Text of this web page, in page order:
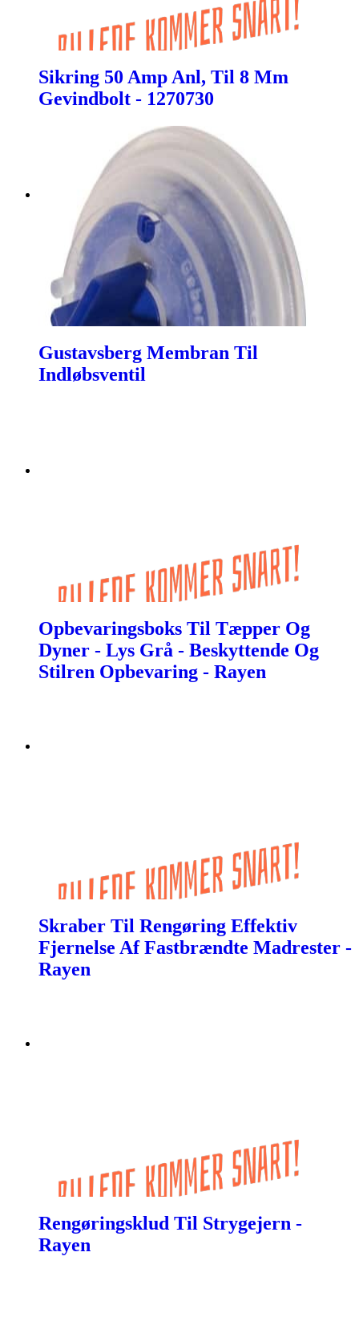
Sikring 50 Amp Anl, Til 8 Mm
Gevindbolt - 1270730
Gustavsberg Membran Til
Indløbsventil
Opbevaringsboks Til Tæpper Og
Dyner - Lys Grå - Beskyttende Og
Stilren Opbevaring - Rayen
Skraber Til Rengøring Effektiv
Fjernelse Af Fastbrændte Madrester -
Rayen
Rengøringsklud Til Strygejern -
Rayen